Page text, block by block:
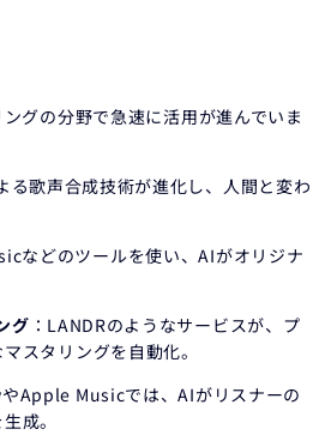
グの分野で急速に活用が進んでいま
る歌声合成技術が進化し、人間と変わ
などのツールを使い、AIがオリジナ
グ ：LANDRのようなサービスが、プ
スタリングを自動化。
Apple Musicでは、AIがリスナーの
成。